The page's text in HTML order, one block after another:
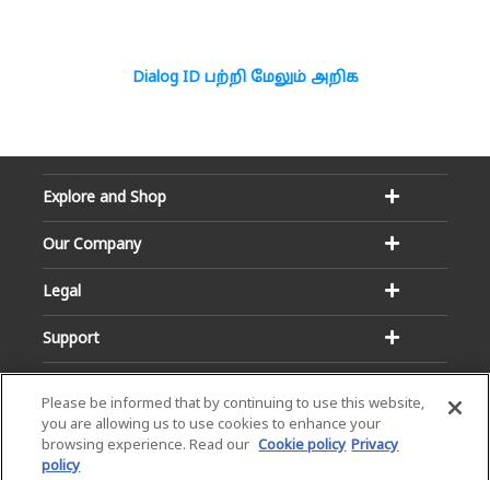
Dialog ID பற்றி மேலும் அறிக
Explore and Shop
Our Company
Legal
Support
Please be informed that by continuing to use this website,
you are allowing us to use cookies to enhance your
browsing experience. Read our Cookie policy Privacy
policy